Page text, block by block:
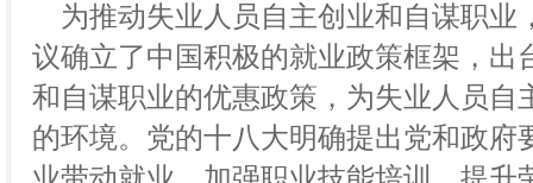
为推动失业人员自主创业和自谋职业
议确立了中国积极的就业政策框架，
和自谋职业的优惠政策，为失业人员
的环境。党的十八大明确提出党和政